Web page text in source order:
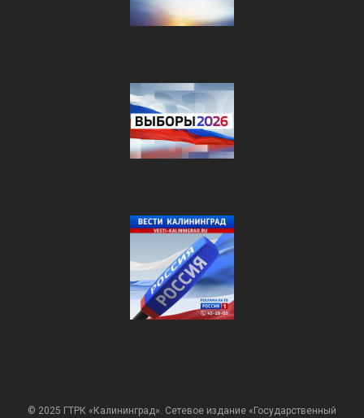
© 2025 ГТРК «Калининград». Сетевое издание «Государственный